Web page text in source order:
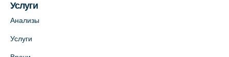
Медицинский центр на пр. Просвещения,
12к2 (официальный партнер)
Услуги
Анализы
Услуги